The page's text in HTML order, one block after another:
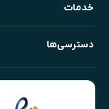
خدمات
دسترسی‌ها